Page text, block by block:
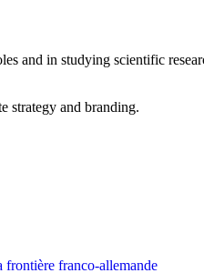
and in studying scientific
strategy and branding.